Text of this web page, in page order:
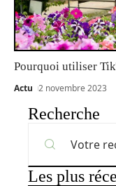
Pourquoi utiliser
Actu 2 novembre 2023
Recherche
Les plus